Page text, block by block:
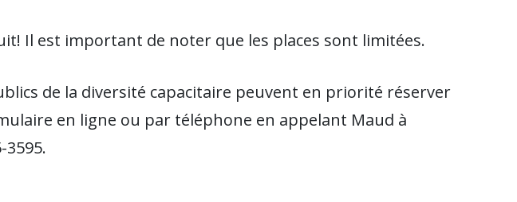
Il est important de noter que les places sont limitées.
de la diversité capacitaire peuvent en priorité réserver
en ligne ou par téléphone en appelant Maud à
3595.